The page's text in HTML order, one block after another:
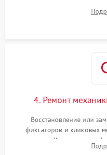
покрытия или появления
спецрастворами.
4. Ремонт
Восстановление или
фиксаторов и кликовых
поправок. Устранение
поврежденных линз,